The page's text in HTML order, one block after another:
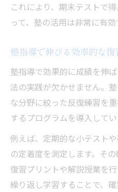
これにより、期末テストで
って、塾の活用は非常に有効
塾指導で伸びる効率的な復
塾指導で効果的に成績を伸
法の実践が欠かせません。
な分野に絞った反復練習を
するプログラムを導入してい
例えば、定期的な小テスト
の定着度を測定します。そ
復習プリントや解説授業を
繰り返し学習することで、確